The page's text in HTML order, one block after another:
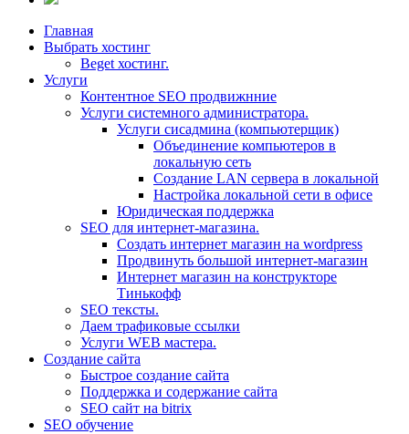
Главная
Выбрать хостинг
Beget хостинг.
Услуги
Контентное SEO продвижнние
Услуги системного администратора.
Услуги сисадмина (компьютерщик)
Объединение компьютеров в
локальную сеть
Создание LAN сервера в локальной
Настройка локальной сети в офисе
Юридическая поддержка
SEO для интернет-магазина.
Создать интернет магазин на wordpress
Продвинуть большой интернет-магазин
Интернет магазин на конструкторе
Тинькофф
SEO тексты.
Даем трафиковые ссылки
Услуги WEB мастера.
Создание сайта
Быстрое создание сайта
Поддержка и содержание сайта
SEO сайт на bitrix
SEO обучение